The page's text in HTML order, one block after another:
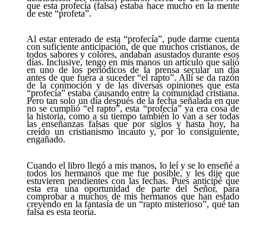
que esta profecía (falsa) estaba hace mucho en la mente
de este “profeta”.
Al estar enterado de esta “profecía”, pude darme cuenta
con suficiente anticipación, de que muchos cristianos, de
todos sabores y colores, andaban asustados durante esos
días. Inclusive, tengo en mis manos un artículo que salió
en uno de los periódicos de la prensa secular un día
antes de que fuera a suceder “el rapto”. Allí se da razón
de la conmoción y de las diversas opiniones que esta
“profecía” estaba causando entre la comunidad cristiana.
Pero tan solo un día después de la fecha señalada en que
no se cumplió “el rapto”, esta “profecía” ya era cosa de
la historia, como a su tiempo también lo van a ser todas
las enseñanzas falsas que por siglos y hasta hoy, ha
creído un cristianismo incauto y, por lo consiguiente,
engañado.
Cuando el libro llegó a mis manos, lo leí y se lo enseñé a
todos los hermanos que me fue posible, y les dije que
estuvieren pendientes con las fechas. Pues anticipé que
esta era una oportunidad de parte del Señor, para
comprobar a muchos de mis hermanos que han estado
creyendo en la fantasía de un “rapto misterioso”, qué tan
falsa es esta teoría.